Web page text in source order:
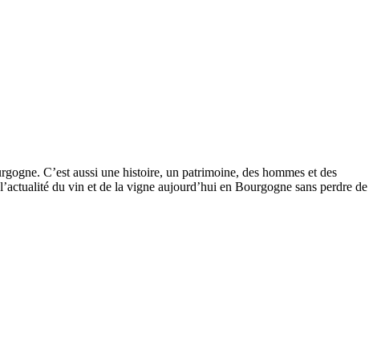
C’est aussi une histoire, un patrimoine, des hommes et des
du vin et de la vigne aujourd’hui en Bourgogne sans perdre de